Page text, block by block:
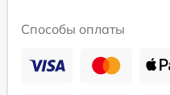
Способы оплаты